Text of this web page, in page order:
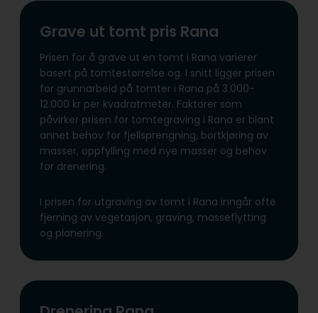
Grave ut tomt pris Rana
Prisen for å grave ut en tomt i Rana varierer
basert på tomtestørrelse og. I snitt ligger prisen
for grunnarbeid på tomter i Rana på 3.000-
12.000 kr per kvadratmeter. Faktorer som
påvirker prisen for tomtegraving i Rana er blant
annet behov for fjellsprengning, bortkjøring av
masser, oppfylling med nye masser og behov
for drenering.
I prisen for utgraving av tomt i Rana inngår ofte
fjerning av vegetasjon, graving, masseflytting
og planering.